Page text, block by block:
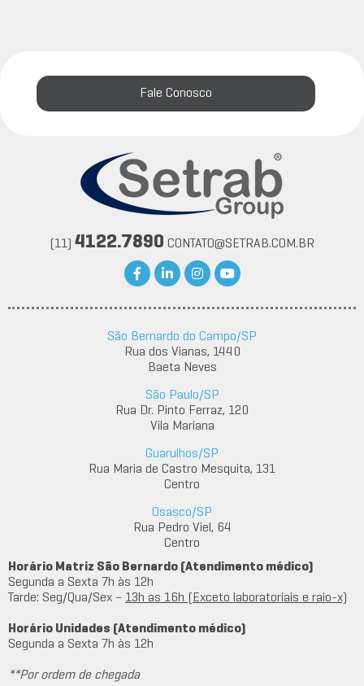
(11) 4122.7890 CONTATO@SETRAB.COM.BR
São Bernardo do Campo/SP
Rua dos Vianas, 1440
Baeta Neves
São Paulo/SP
Rua Dr. Pinto Ferraz, 120
Vila Mariana
Guarulhos/SP
Rua Maria de Castro Mesquita, 131
Centro
Osasco/SP
Rua Pedro Viel, 64
Centro
Horário Matriz São Bernardo (Atendimento médico)
Segunda a Sexta 7h às 12h
Tarde: Seg/Qua/Sex – 13h as 16h (Exceto laboratoriais e raio-x)
Horário Unidades (Atendimento médico)
Segunda a Sexta 7h às 12h
**Por ordem de chegada
Fale Conosco